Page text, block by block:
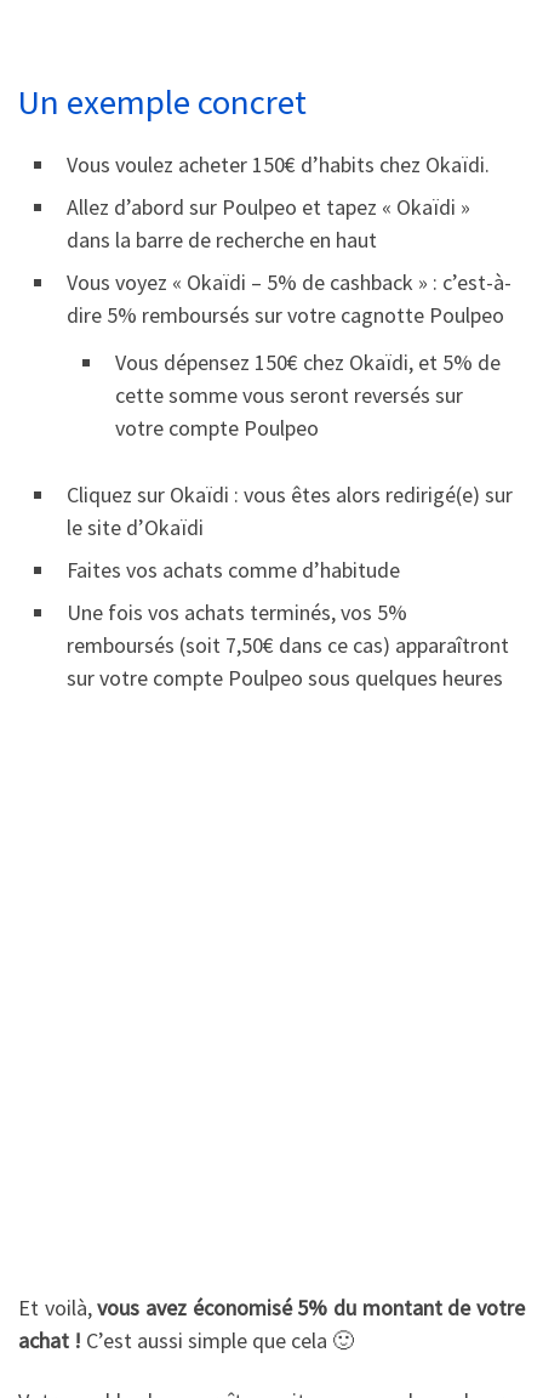
Un exemple concret
Vous voulez acheter 150€ d’habits chez Okaïdi.
Allez d’abord sur Poulpeo et tapez « Okaïdi »
dans la barre de recherche en haut
Vous voyez « Okaïdi – 5% de cashback » : c’est-à-
dire 5% remboursés sur votre cagnotte Poulpeo
Vous dépensez 150€ chez Okaïdi, et 5% de
cette somme vous seront reversés sur
votre compte Poulpeo
Cliquez sur Okaïdi : vous êtes alors redirigé(e) sur
le site d’Okaïdi
Faites vos achats comme d’habitude
Une fois vos achats terminés, vos 5%
remboursés (soit 7,50€ dans ce cas) apparaîtront
sur votre compte Poulpeo sous quelques heures
Et voilà,vous avez économisé 5% du montant de votre
achat ! C’est aussi simple que cela 🙂